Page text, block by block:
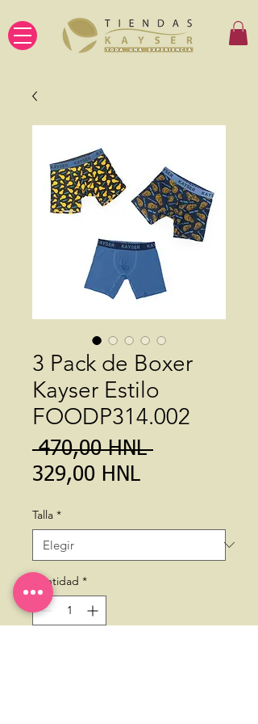
3 Pack de Boxer
Kayser Estilo
FOODP314.002
470,00 HNL Precio
329,00 HNLPrecio
oferta
Talla *
Cantidad *